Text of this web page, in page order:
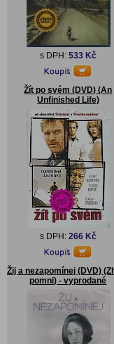
s DPH: 533 Kč
Žít po svém (DVD) (An
Unfinished Life)
s DPH: 266 Kč
Žij a nezapomínej (DVD)
pomni) - vyprodané